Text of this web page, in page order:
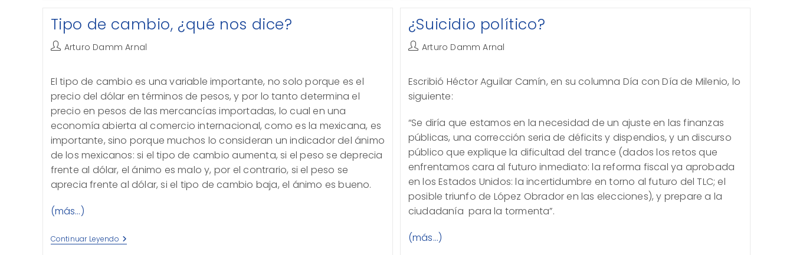
Tipo de cambio, ¿qué nos dice?
Autor
entrada:
Arturo Damm Arnal
El tipo de cambio es una variable importante, no solo porque es el
precio del dólar en términos de pesos, y por lo tanto determina el
precio en pesos de las mercancías importadas, lo cual en una
economía abierta al comercio internacional, como es la mexicana, es
importante, sino porque muchos lo consideran un indicador del ánimo
de los mexicanos: si el tipo de cambio aumenta, si el peso se deprecia
frente al dólar, el ánimo es malo y, por el contrario, si el peso se
aprecia frente al dólar, si el tipo de cambio baja, el ánimo es bueno.
(más…)
Continuar LeyendoTipo
De
¿Suicidio político?
Autor
entrada:
Arturo Damm Arnal
Escribió Héctor Aguilar Camín, en su columna Día con Día de Milenio, lo
siguiente:
“Se diría que estamos en la necesidad de un ajuste en las finanzas
públicas, una corrección seria de déficits y dispendios, y un discurso
público que explique la dificultad del trance (dados los retos que
enfrentamos cara al futuro inmediato: la reforma fiscal ya aprobada
en los Estados Unidos: la incertidumbre en torno al futuro del TLC; el
posible triunfo de López Obrador en las elecciones), y prepare a la
ciudadanía para la tormenta”.
(más…)